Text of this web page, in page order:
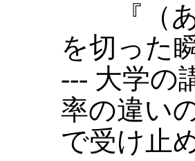
『（あ
を切った
--- 大学の
率の違い
で受け止